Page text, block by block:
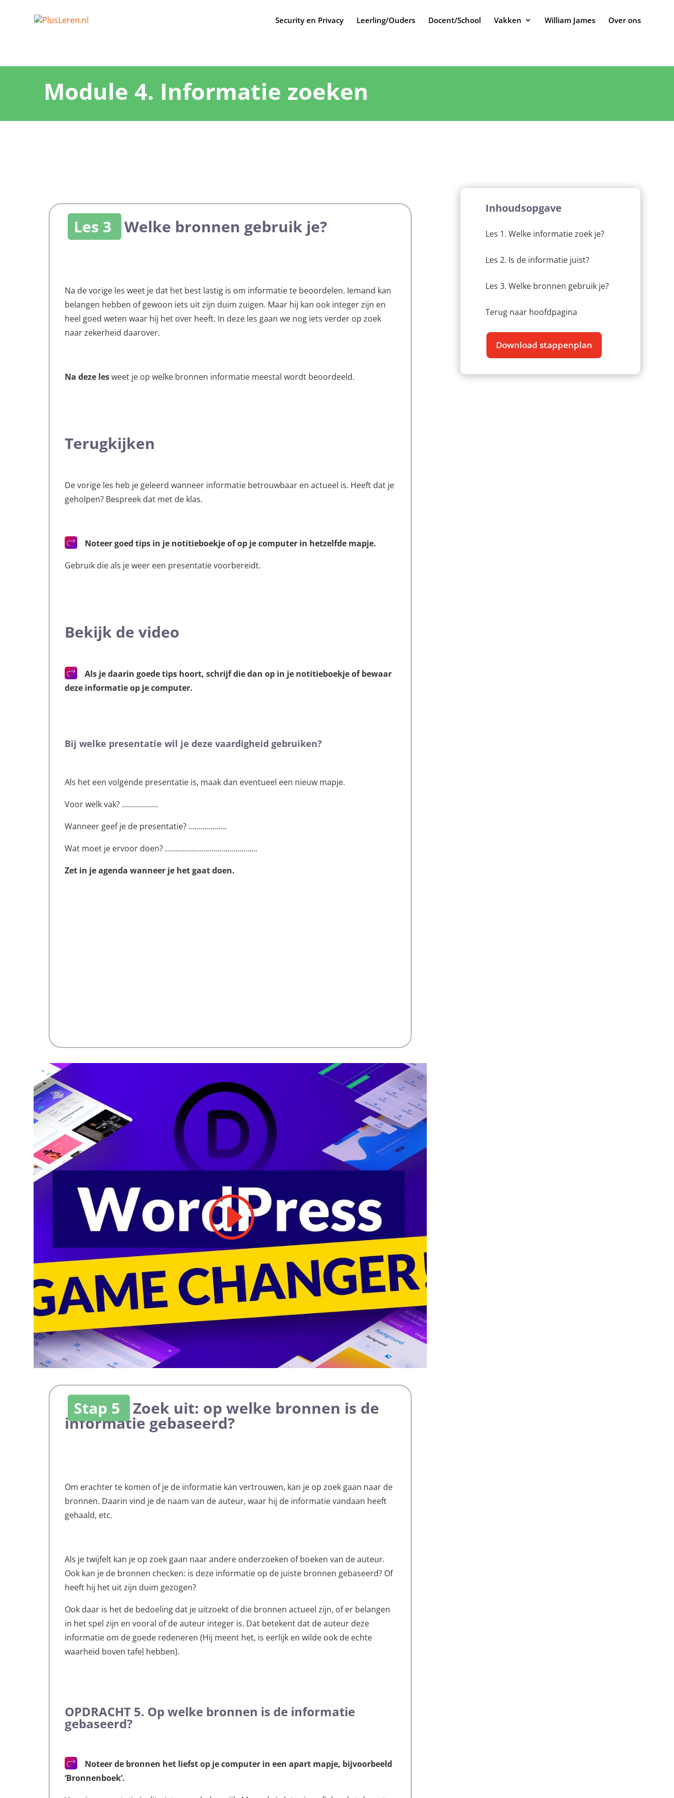
Security en Privacy Leerling/Ouders Docent/School Vakken William James Over ons
Module 4. Informatie zoeken
Les 3 Welke bronnen gebruik je?
Na de vorige les weet je dat het best lastig is om informatie te beoordelen. Iemand kan
belangen hebben of gewoon iets uit zijn duim zuigen. Maar hij kan ook integer zijn en
heel goed weten waar hij het over heeft. In deze les gaan we nog iets verder op zoek
naar zekerheid daarover.
Na deze lesweet je op welke bronnen informatie meestal wordt beoordeeld.
Terugkijken
De vorige les heb je geleerd wanneer informatie betrouwbaar en actueel is. Heeft dat je
geholpen? Bespreek dat met de klas.
Noteer goed tips in je notitieboekje of op je computer in hetzelfde mapje.
Gebruik die als je weer een presentatie voorbereidt.
Bekijk de video
Als je daarin goede tips hoort, schrijf die dan op in je notitieboekje of bewaar
deze informatie op je computer.
Bij welke presentatie wil je deze vaardigheid gebruiken?
Als het een volgende presentatie is, maak dan eventueel een nieuw mapje.
Voor welk vak? ………………
Wanneer geef je de presentatie? ……………….
Wat moet je ervoor doen? ……………………………………….
Zet in je agenda wanneer je het gaat doen.
Stap 5 Zoek uit: op welke bronnen is de
informatie gebaseerd?
Om erachter te komen of je de informatie kan vertrouwen, kan je op zoek gaan naar de
bronnen. Daarin vind je de naam van de auteur, waar hij de informatie vandaan heeft
gehaald, etc.
Als je twijfelt kan je op zoek gaan naar andere onderzoeken of boeken van de auteur.
Ook kan je de bronnen checken: is deze informatie op de juiste bronnen gebaseerd? Of
heeft hij het uit zijn duim gezogen?
Ook daar is het de bedoeling dat je uitzoekt of die bronnen actueel zijn, of er belangen
in het spel zijn en vooral of de auteur integer is. Dat betekent dat de auteur deze
informatie om de goede redeneren (Hij meent het, is eerlijk en wilde ook de echte
waarheid boven tafel hebben).
OPDRACHT 5. Op welke bronnen is de informatie
gebaseerd?
Noteer de bronnen het liefst op je computer in een apart mapje, bijvoorbeeld
‘Bronnenboek’.
Inhoudsopgave
Les 1. Welke informatie zoek je?
Les 2. Is de informatie juist?
Les 3. Welke bronnen gebruik je?
Terug naar hoofdpagina
Download stappenplan